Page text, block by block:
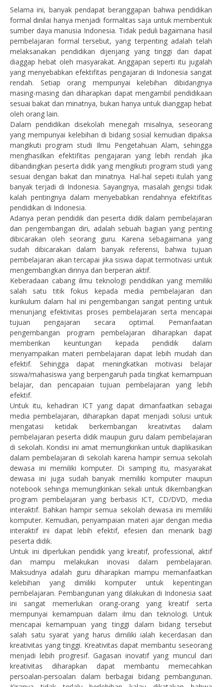
Selama ini, banyak pendapat beranggapan bahwa pendidikan
formal dinilai hanya menjadi formalitas saja untuk membentuk
sumber daya manusia Indonesia. Tidak peduli bagaimana hasil
pembelajaran formal tersebut, yang terpenting adalah telah
melaksanakan pendidikan dijenjang yang tinggi dan dapat
diaggap hebat oleh masyarakat. Anggapan seperti itu jugalah
yang menyebabkan efektifitas pengajaran di Indonesia sangat
rendah. Setiap orang mempunyai kelebihan dibidangnya
masing-masing dan diharapkan dapat mengambil pendidikaan
sesuai bakat dan minatnya, bukan hanya untuk dianggap hebat
oleh orang lain.
Dalam pendidikan disekolah menegah misalnya, seseorang
yang mempunyai kelebihan di bidang sosial kemudian dipaksa
mangikuti program studi Ilmu Pengetahuan Alam, sehingga
menghasilkan efektifitas pengajaran yang lebih rendah jika
dibandingkan peserta didik yang mengikuti program studi yang
sesuai dengan bakat dan minatnya. Hal-hal sepeti itulah yang
banyak terjadi di Indonesia. Sayangnya, masalah gengsi tidak
kalah pentingnya dalam menyebabkan rendahnya efektifitas
pendidikan di Indonesia.
Adanya peran pendidik dan peserta didik dalam pembelajaran
dan pengembangan diri, adalah sebuah bagian yang penting
dibicarakan oleh seorang guru. Karena sebagaimana yang
sudah dibicarakan dalam banyak referensi, bahwa tujuan
pembelajaran akan tercapai jika siswa dapat termotivasi untuk
mengembangkan dirinya dan berperan aktif.
Keberadaan cabang ilmu teknologi pendidikan yang memiliki
salah satu titik fokus kepada media pembelajaran dan
kurikulum dalam hal ini pengembangan sangat penting untuk
menunjang efektivitas proses pembelajaran serta mencapai
tujuan pengajaran secara optimal. Pemanfaatan
pengembangan program pembelajaran diharapkan dapat
memberikan keuntungan kepada pendidik dalam
menyampaikan materi pembelajaran dapat lebih mudah dan
efektif. Sehingga dapat meningkatkan motivasi belajar
siswa/mahasiswa yang berpengaruh pada tingkat kemampuan
belajar, dan pencapaian tujuan pembelajaran yang lebih
efektif.
Untuk itu, kehadiran ICT yang dapat dimanfaatkan sebagai
media pembelajaran, diharapkan dapat menjadi solusi untuk
mengatasi ketidak berkembangan kreativitas dalam
pembelajaran peserta didik maupun guru dalam pembelajaran
di sekolah. Kondisi ini amat memungkinkan untuk diaplikasikan
dalam pembelajaran di sekolah karena hampir semua sekolah
dewasa ini memiliki komputer. Di samping itu, masyarakat
dewasa ini juga sudah banyak memiliki komputer maupun
notebook sehinga memungkinkan sekali untuk dikembangkan
program pembelajaran yang berbasis ICT, CD/DVD, media
interaktif. Bahkan hampir semua sekolah dewasa ini memiliki
komputer. Kemudian, penyampaian materi ajar dengan media
interaktif ini dapat lebih efektif, efesien dan menarik bagi
peserta didik.
Untuk ini diperlukan pendidik yang kreatif, professional, aktif
dan mampu melakukan inovasi dalam pembelajaran.
Maksudnya adalah guru diharapkan mampu memanfaatkan
kelebihan yang dimiliki komputer untuk kepentingan
pembelajaran. Pembangunan yang dilakukan di Indonesia saat
ini sangat memerlukan orang-orang yang kreatif serta
mempunyai kemampuan dalam ilmu dan teknologi. Untuk
mencapai kemampuan yang tinggi dalam bidang tersebut
salah satu syarat yang harus dimiliki ialah kecerdasan dan
kreativitas yang tinggi. Kreativitas dapat membantu seseorang
menjadi lebih progresif. Gagasan inovatif yang muncul dari
kreativitas diharapkan dapat membantu memecahkan
persoalan-persoalan dalam berbagai bidang pembangunan.